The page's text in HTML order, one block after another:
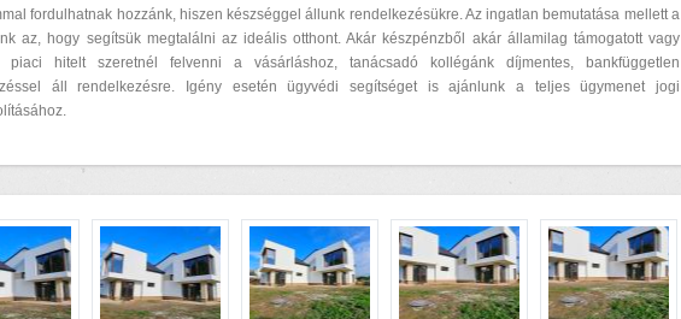
fordulhatnak hozzánk, hiszen készséggel állunk rendelkezésükre. Az ingatlan bemutatása mellett a
az, hogy segítsük megtalálni az ideális otthont. Akár készpénzből akár államilag támogatott vagy
piaci hitelt szeretnél felvenni a vásárláshoz, tanácsadó kollégánk díjmentes, bankfüggetlen
áll rendelkezésre. Igény esetén ügyvédi segítséget is ajánlunk a teljes ügymenet jogi